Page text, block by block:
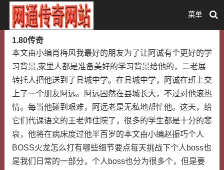
菜单
1.80传奇
本文由小编肖梅风我最好的朋友为了让阿诚有个更好的学
习背景,家里人都是准备美好的学习背景给他的，二老展
转托人把他送到了县城中学。在县城中学，阿诚在班上交
上了一个朋友阿远。阿远固然在县城长大，不过对他滚热
情。每当他碰到艰难，阿远老是无私地帮忙他。这天，给
它们代课语文的王老师住院了，很多的学生都是十分的悲
哀，他将在病床度过他半百岁的本文由小编赵振巧个人
BOSS火龙怎么打有哪些细节要点每天挑战下个人boss也
是我们日常的一部分，个人boss也分为很多个，但是要